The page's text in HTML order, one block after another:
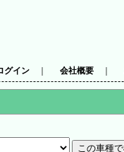
グイン 会社概要